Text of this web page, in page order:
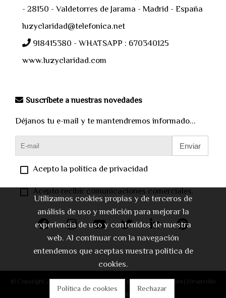
- 28150 - Valdetorres de Jarama - Madrid - España
luzyclaridad@telefonica.net
918415380 - WHATSAPP : 670340125
www.luzyclaridad.com
Suscríbete a nuestras novedades
Déjanos tu e-mail y te mantendremos informado...
Enviar
Acepto la política de privacidad
Acepto recibir comunicaciones comerciales.
© Copyright 2026 |Aviso legal|Política de privacidad|Cookies| Desarrollo
Software DELSOL
Utilizamos cookies propias y de terceros de
análisis de uso y medición para mejorar la
experiencia de uso y contenidos de nuestra
web. Al continuar con la navegación
entendemos que aceptas nuestra política de
cookies.
Política de cookies Rechazar